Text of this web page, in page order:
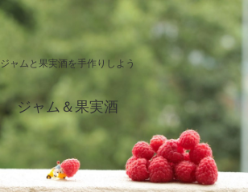
ジャムと果実酒を手作りしよう
ジャム＆果実酒